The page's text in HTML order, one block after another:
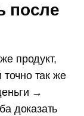
после
продукт,
точно так же
→
доказать